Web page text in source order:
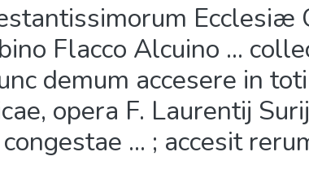
Ecclesiæ
Flacco Alcuino ...
demum accesere in
opera F. Laurentij
... ; accesit